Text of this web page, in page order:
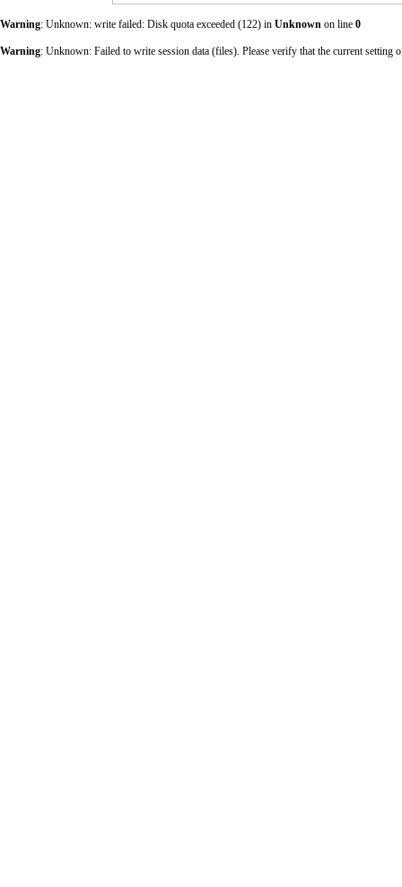
Warning: Unknown: write failed: Disk quota exceeded (122) in Unknown on line 0
Warning: Unknown: Failed to write session data (files). Please verify that the current